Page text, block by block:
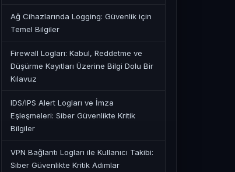
Ağ Cihazlarında Logging: Güvenlik için
Temel Bilgiler
Firewall Logları: Kabul, Reddetme ve
Düşürme Kayıtları Üzerine Bilgi Dolu Bir
Kılavuz
IDS/IPS Alert Logları ve İmza
Eşleşmeleri: Siber Güvenlikte Kritik
Bilgiler
VPN Bağlantı Logları ile Kullanıcı Takibi:
Siber Güvenlikte Kritik Adımlar